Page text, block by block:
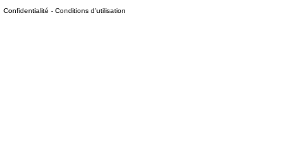
Confidentialité - Conditions d'utilisation